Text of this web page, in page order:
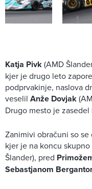
Katja Pivk(AMD
kjer je drugo leto
podprvakinje, naslova
veselil Anže Dovjak
Drugo mesto je zasedel
Zanimivi obračuni so
kjer je na koncu
Šlander), pred
Sebastjanom